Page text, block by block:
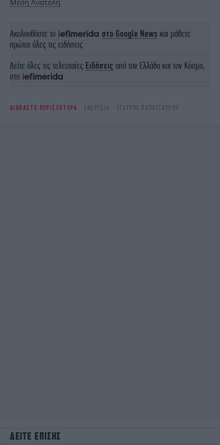
Μέση Ανατολή
Ακολουθήστε το στο Google News και μάθετε
πρώτοι όλες τις ειδήσεις
Δείτε όλες τις τελευταίες Ειδήσεις από την Ελλάδα και τον Κόσμο,
στο
ΔΙΑΒΑΣΤΕ ΠΕΡΙΣΣΟΤΕΡΑ ΕΝΈΡΓΕΙΑ ΣΤΑΎΡΟΣ ΠΑΠΑΣΤΑΎΡΟΥ
ΔΕΙΤΕ ΕΠΙΣΗΣ